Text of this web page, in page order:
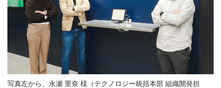
写真左から、永瀬 里奈 様（テクノロジー統括本部 組織開発担